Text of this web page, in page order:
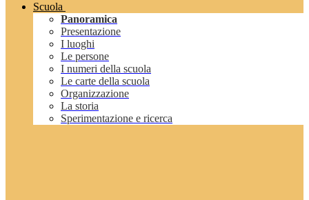
Scuola
Panoramica
Presentazione
I luoghi
Le persone
I numeri della scuola
Le carte della scuola
Organizzazione
La storia
Sperimentazione e ricerca